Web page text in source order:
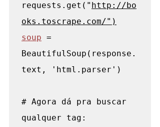
requests.get(" http://bo
oks.toscrape.com/")
soup =
BeautifulSoup(response.
text, 'html.parser')
# Agora dá pra buscar
qualquer tag: